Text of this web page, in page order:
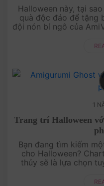
Halloween này, tại
quà độc đáo để tặng
đội nón bí ngô của
hướng dẫn
1
Trang trí Halloween
Bạn đang tìm kiếm
cho Halloween?
thủy sẽ là lựa chọn
ngay một